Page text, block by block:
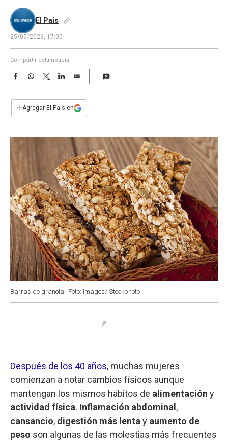
El País
25/05/2026, 17:00
Compartir esta noticia
F
e
b
W
s
T
w
t
L
n
E
i
l
+Agregar El País en
Barras de granola. Foto: Images/iStockphoto
Después de los 40 años, muchas mujeres
comienzan a notar cambios físicos aunque
mantengan los mismos hábitos de alimentación y
actividad física. Inflamación abdominal ,
cansancio, digestión más lenta y aumento de
peso son algunas de las molestias más frecuentes